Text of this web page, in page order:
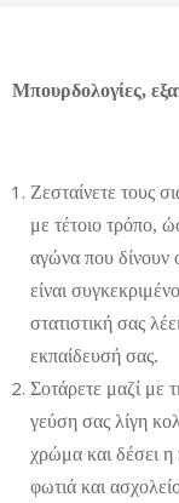
Μπουρδολογίες,
Ζεσταίνετε τους
με τέτοιο τρόπο,
αγώνα που δίνουν
είναι
στατιστική σας
εκπαίδευσή σας.
Σοτάρετε μαζί με
γεύση σας λίγη
χρώμα και δέσει η
φωτιά και